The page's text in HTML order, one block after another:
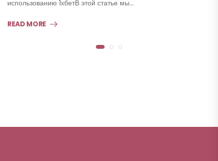
использованию 1хбетВ этой статье мы…
READ MORE